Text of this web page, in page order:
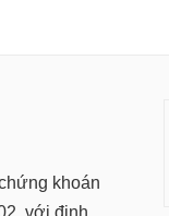
khoán
với định